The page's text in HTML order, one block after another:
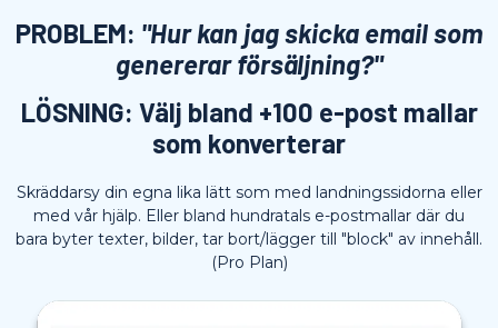
PROBLEM: "Hur kan jag skicka email som
genererar försäljning?"
LÖSNING: Välj bland +100 e-post mallar
som konverterar
Skräddarsy din egna lika lätt som med landningssidorna eller
med vår hjälp. Eller bland hundratals e-postmallar där du
bara byter texter, bilder, tar bort/lägger till "block" av innehåll.
(Pro Plan)